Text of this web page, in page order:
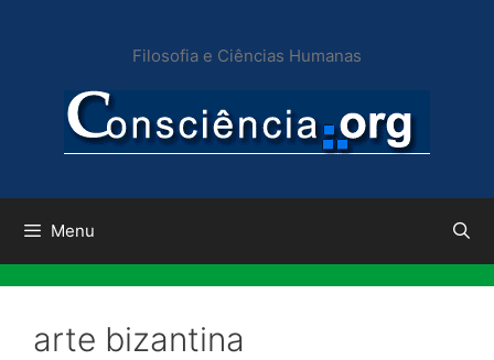
conteúdo
Filosofia e Ciências Humanas
Menu
arte bizantina